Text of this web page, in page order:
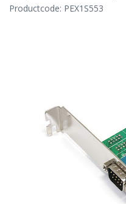
Productcode: PEX1S553